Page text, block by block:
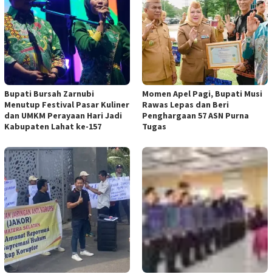
Bupati Bursah Zarnubi
Menutup Festival Pasar Kuliner
dan UMKM Perayaan Hari Jadi
Kabupaten Lahat ke-157
Momen Apel Pagi, Bupati Musi
Rawas Lepas dan Beri
Penghargaan 57 ASN Purna
Tugas